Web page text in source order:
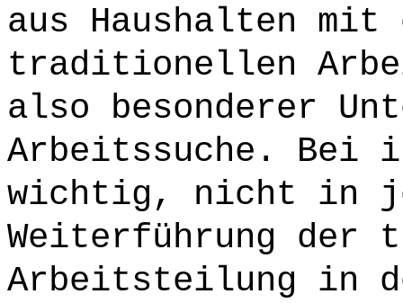
aus Haushalten
traditionellen
also besonderer
Arbeitssuche. Bei
wichtig, nicht in
Weiterführung der
Arbeitsteilung in